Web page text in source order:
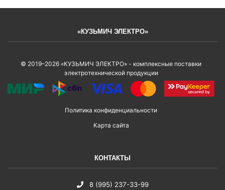
«КУЗЬМИЧ ЭЛЕКТРО»
© 2019–2026 «КУЗЬМИЧ ЭЛЕКТРО» - комплексные поставки
электротехнической продукции
Политика конфиденциальности
Карта сайта
КОНТАКТЫ
8 (995) 237-33-99